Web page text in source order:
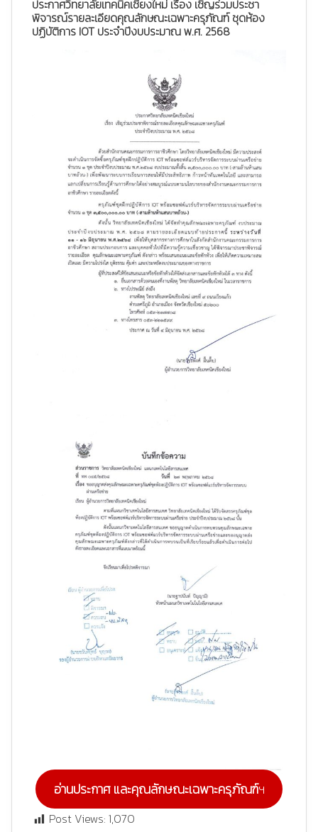
ประกาศวิทยาลัยเทคนิคเชียงใหม่ เรื่อง เชิญร่วมประชา
พิจารณ์รายละเอียดคุณลักษณะเฉพาะครุภัณฑ์ ชุดห้อง
ปฏิบัติการ IOT ประจำปีงบประมาณ พ.ศ. 2568
อ่านประกาศ และคุณลักษณะเฉพาะครุภัณฑ์ฯ
Post Views: 1,070